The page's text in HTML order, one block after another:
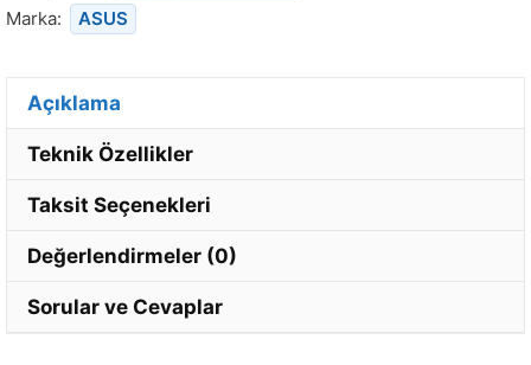
Marka:
ASUS
Açıklama
Teknik Özellikler
Taksit Seçenekleri
Değerlendirmeler (0)
Sorular ve Cevaplar